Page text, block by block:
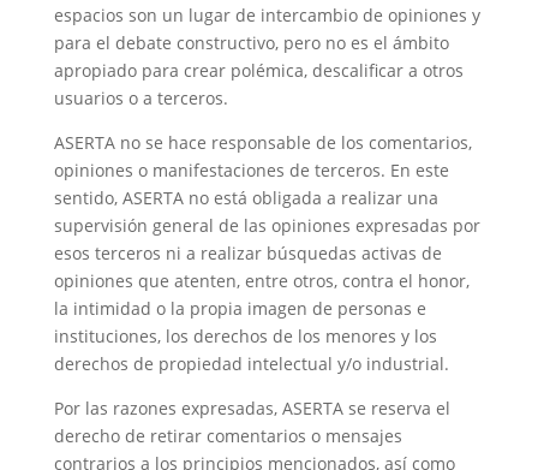
espacios son un lugar de intercambio de opiniones y
para el debate constructivo, pero no es el ámbito
apropiado para crear polémica, descalificar a otros
usuarios o a terceros.
ASERTA no se hace responsable de los comentarios,
opiniones o manifestaciones de terceros. En este
sentido, ASERTA no está obligada a realizar una
supervisión general de las opiniones expresadas por
esos terceros ni a realizar búsquedas activas de
opiniones que atenten, entre otros, contra el honor,
la intimidad o la propia imagen de personas e
instituciones, los derechos de los menores y los
derechos de propiedad intelectual y/o industrial.
Por las razones expresadas, ASERTA se reserva el
derecho de retirar comentarios o mensajes
contrarios a los principios mencionados, así como